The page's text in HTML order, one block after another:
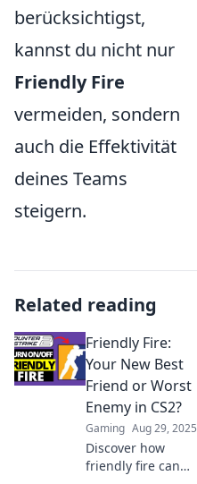
berücksichtigst,
kannst du nicht nur
Friendly Fire
vermeiden, sondern
auch die Effektivität
deines Teams
steigern.
Related reading
Friendly Fire:
Your New Best
Friend or Worst
Enemy in CS2?
Gaming Aug 29, 2025
Discover how
friendly fire can